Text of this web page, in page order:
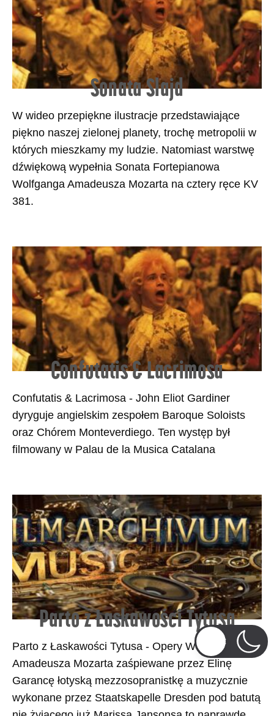
Sonata Slajd
W wideo przepiękne ilustracje przedstawiające
piękno naszej zielonej planety, trochę metropolii w
których mieszkamy my ludzie. Natomiast warstwę
dźwiękową wypełnia Sonata Fortepianowa
Wolfganga Amadeusza Mozarta na cztery ręce KV
381.
Confutatis & Lacrimosa
Confutatis & Lacrimosa - John Eliot Gardiner
dyryguje angielskim zespołem Baroque Soloists
oraz Chórem Monteverdiego. Ten występ był
filmowany w Palau de la Musica Catalana
Parto z Łaskawości Tytusa
Parto z Łaskawości Tytusa - Opery Wolfganga
Amadeusza Mozarta zaśpiewane przez Elinę
Garancę łotyską mezzosopranistkę a muzycznie
wykonane przez Staatskapelle Dresden pod batutą